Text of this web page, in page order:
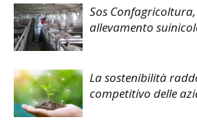
Sos
allevamento
La sostenibilità
competitivo delle